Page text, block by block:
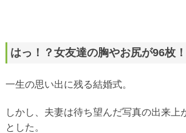
はっ！？女友達の胸やお尻が96枚！
一生の思い出に残る結婚式。
しかし、夫妻は待ち望んだ写真の出来上
とした。